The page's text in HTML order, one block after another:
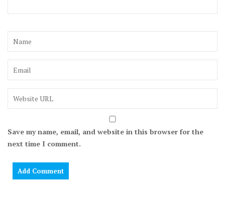
Save my name, email, and website in this browser for the
next time I comment.